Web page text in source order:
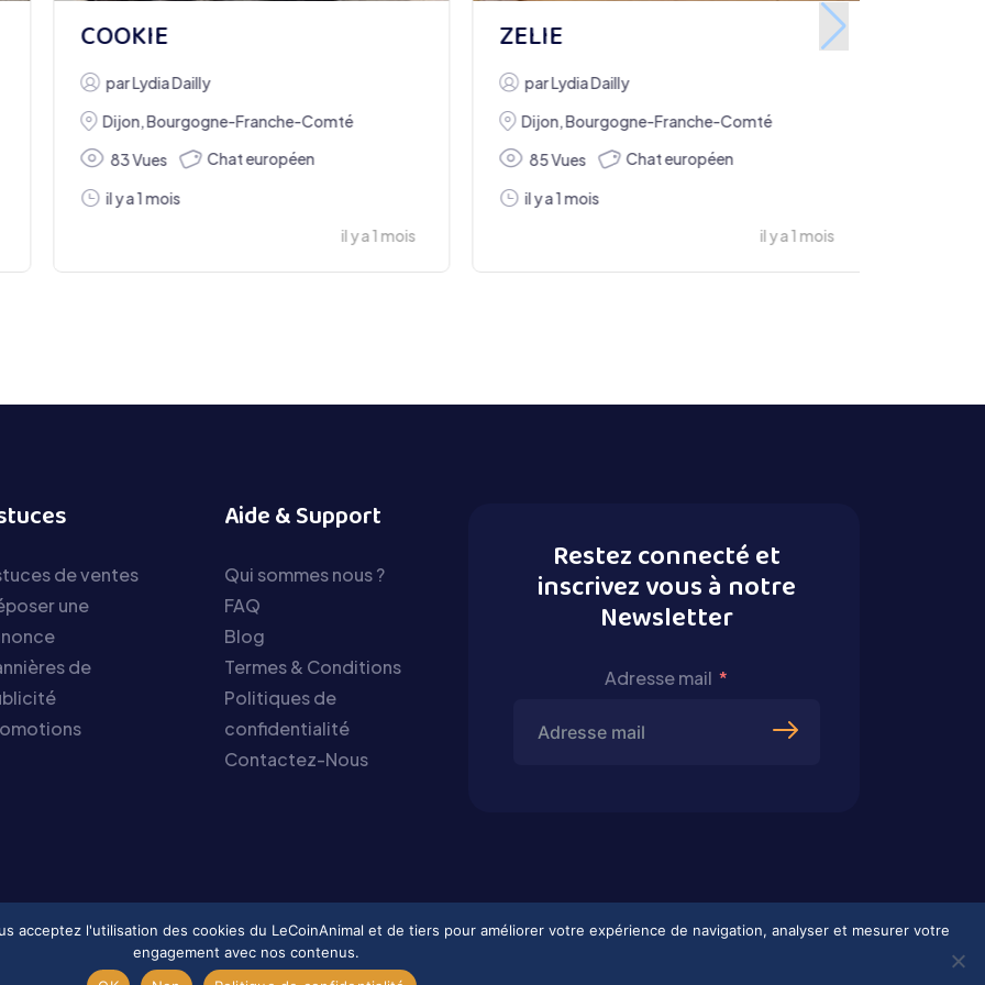
COOKIE
parLydia Dailly
Dijon,Bourgogne-Franche-Comté
83 Vues
Chat européen
il y a 1 mois
il y a 1 mois
ZELIE
parLydia Dailly
Dijon,Bourgogne-Franche-Comté
85 Vues
Chat européen
il y a 1 mois
il y a 1 mois
de ventes
une
de
Aide & Support
Qui sommes nous ?
FAQ
Blog
Termes & Conditions
Politiques de
confidentialité
Contactez-Nous
Restez connecté et
inscrivez vous à notre
Newsletter
Adresse mail
2026 © Tous droits réservés
acceptez l'utilisation des cookies du LeCoinAnimal et de tiers pour améliorer votre expérience de navigation, analyser et mesurer votre
engagement avec nos contenus.